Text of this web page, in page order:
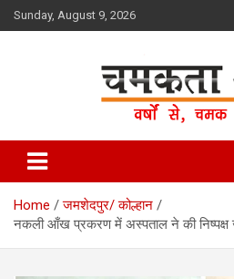
Skip
to
Sunday, August 9, 2026
Chamakta
Home
जमशेदपुर/ कोल्हान
नकली आँख प्रकरण में अस्पताल ने की निष्पक्ष